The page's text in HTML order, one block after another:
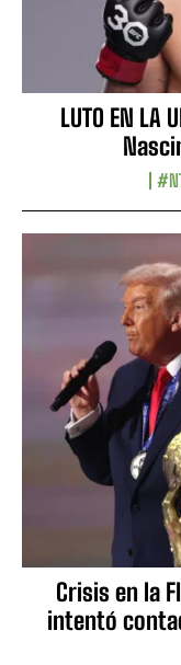
LUTO EN
Crisis en la
intentó